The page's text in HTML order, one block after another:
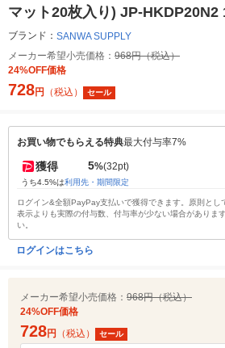
マット20枚入り) JP-HKDP20N2
ブランド： SANWA SUPPLY
メーカー希望小売価格： 968円（税込）
24%OFF価格
728円 （税込） セール
お買い物でもらえる特典最大付与率7%
獲得 5%(32pt)
うち4.5%は利用先・期間限定
ログイン&全額PayPay支払いで獲得できます。原則とし
表示よりも実際の付与数、付与率が少ない場合がありま
い。
ログインはこちら
メーカー希望小売価格： 968円（税込）
24%OFF価格
728円 （税込） セール